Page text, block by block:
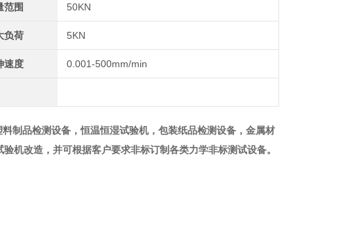
范围 50KN
负荷 5KN
速度 0.001-500mm/min
制品检测设备，恒温恒湿试验机，包装纸品检测设备，金属材
机改造，并可根据客户要求非标订制各类力学非标测试设备。